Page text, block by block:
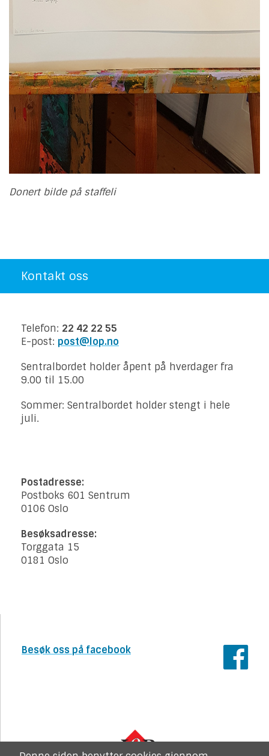
Donert bilde på staffeli
Kontakt oss
Telefon: 22 42 22 55
E-post: post@lop.no
Sentralbordet holder åpent på hverdager fra
9.00 til 15.00
Sommer: Sentralbordet holder stengt i hele
juli.
Postadresse:
Postboks 601 Sentrum
0106 Oslo
Besøksadresse:
Torggata 15
0181 Oslo
Besøk oss på facebook